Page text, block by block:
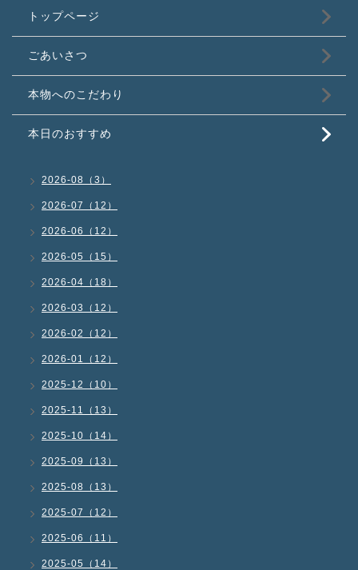
トップページ
ごあいさつ
本物へのこだわり
本日のおすすめ
2026-08（3）
2026-07（12）
2026-06（12）
2026-05（15）
2026-04（18）
2026-03（12）
2026-02（12）
2026-01（12）
2025-12（10）
2025-11（13）
2025-10（14）
2025-09（13）
2025-08（13）
2025-07（12）
2025-06（11）
2025-05（14）